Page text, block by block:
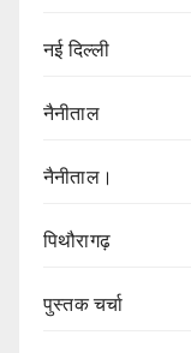
नई दिल्ली
नैनीताल
नैनीताल।
पिथौरागढ़
पुस्तक चर्चा